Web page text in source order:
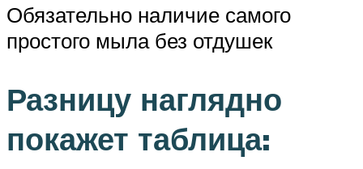
Обязательно наличие самого
простого мыла без отдушек
Разницу наглядно
покажет таблица: